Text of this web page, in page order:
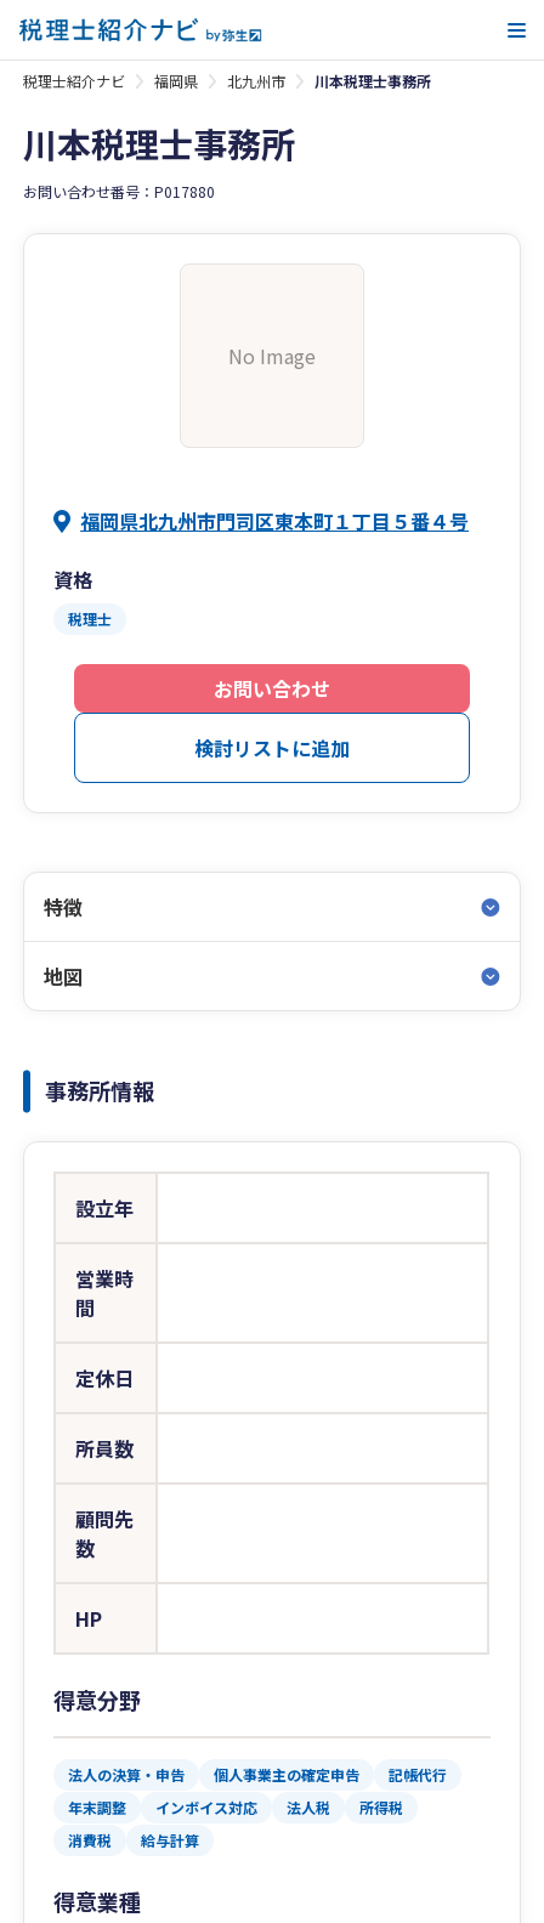
税理士紹介ナビ 福岡県 北九州市 川本税理士事務所
川本税理士事務所
お問い合わせ番号：P017880
No Image
福岡県北九州市門司区東本町１丁目５番４号
資格
税理士
お問い合わせ
検討リストに追加
特徴
地図
事務所情報
設立年
営業時
間
定休日
所員数
顧問先
数
HP
得意分野
法人の決算・申告 個人事業主の確定申告
記帳代行
年末調整
インボイス対応 法人税
所得税
消費税
給与計算
得意業種